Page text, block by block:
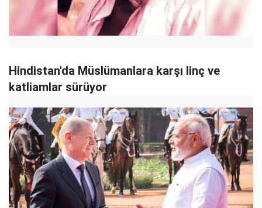
Hindistan'da Müslümanlara karşı linç ve
katliamlar sürüyor